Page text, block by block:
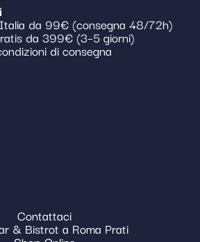
da 99€ (consegna 48/72h)
da 399€ (3–5 giorni)
di consegna
Contattaci
& Bistrot a Roma Prati